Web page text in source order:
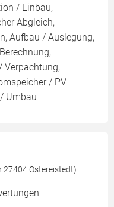
/ Einbau,
Abgleich,
Aufbau / Auslegung,
Verpachtung,
/ PV
Umbau
27404 Ostereistedt)